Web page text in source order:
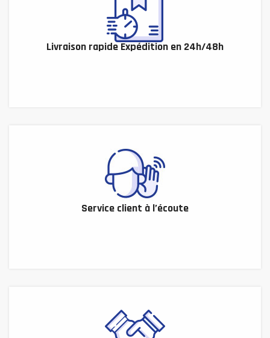
Livraison rapide Expédition en 24h/48h
Service client à l’écoute